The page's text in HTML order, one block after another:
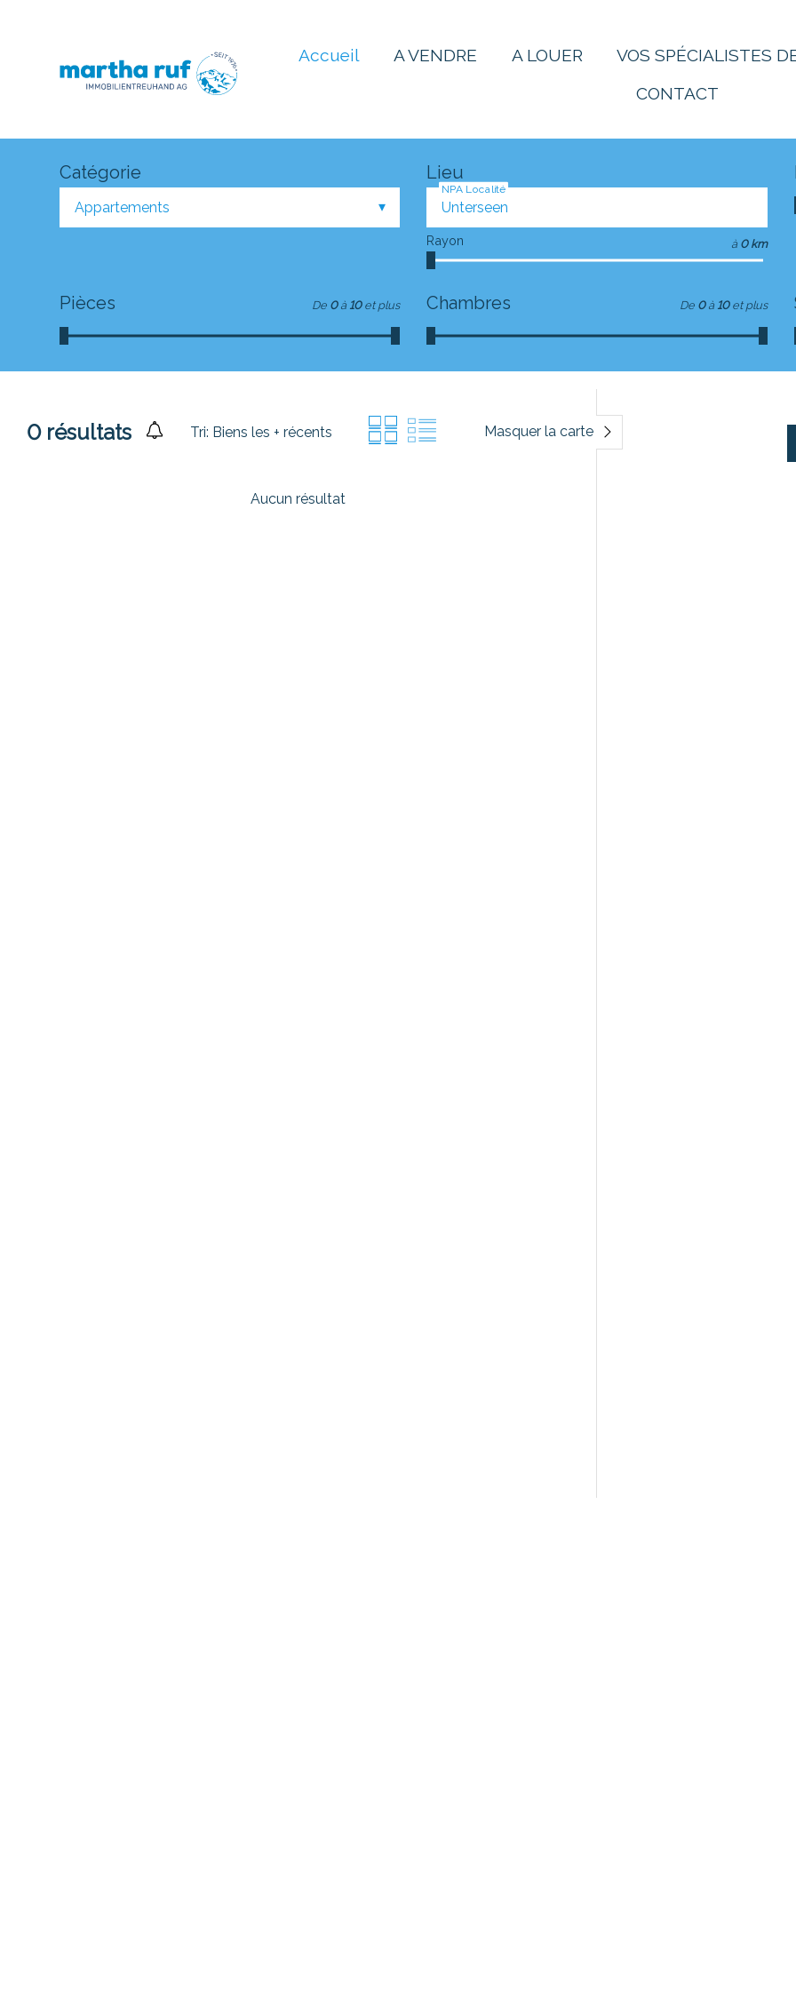
Accueil A VENDRE A LOUER VOS SPÉCIALISTES
CONTACT
Catégorie
Appartements
Lieu
NPA Localité
Rayon à 0 km
Pièces De 0 à 10 et plus Chambres De 0 à 10 et plus
0résultats Tri: Biens les + récents Masquer la carte
Aucun résultat